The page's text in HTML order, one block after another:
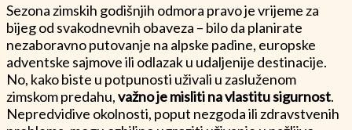
Sezona zimskih godišnjih odmora pravo je vrijeme za
bijeg od svakodnevnih obaveza – bilo da planirate
nezaboravno putovanje na alpske padine, europske
adventske sajmove ili odlazak u udaljenije destinacije.
No, kako biste u potpunosti uživali u zasluženom
zimskom predahu,važno je misliti na vlastitu sigurnost.
Nepredvidive okolnosti, poput nezgoda ili zdravstvenih